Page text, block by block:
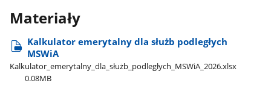
Materiały
Kalkulator emerytalny dla służb podległych
MSWiA
Kalkulator​_emerytalny​_dla​_służb​_podległych​_MSWiA​_2026.xlsx
0.08MB